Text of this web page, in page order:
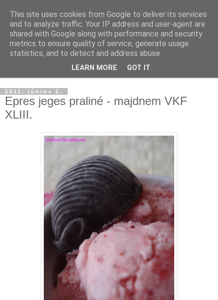
2011. június 2.
Epres jeges praliné - majdnem VKF
XLIII.
This site uses cookies from Google to deliver its services
and to analyze traffic. Your IP address and user-agent are
shared with Google along with performance and security
metrics to ensure quality of service, generate usage
statistics, and to detect and address abuse.
LEARN MORE GOT IT